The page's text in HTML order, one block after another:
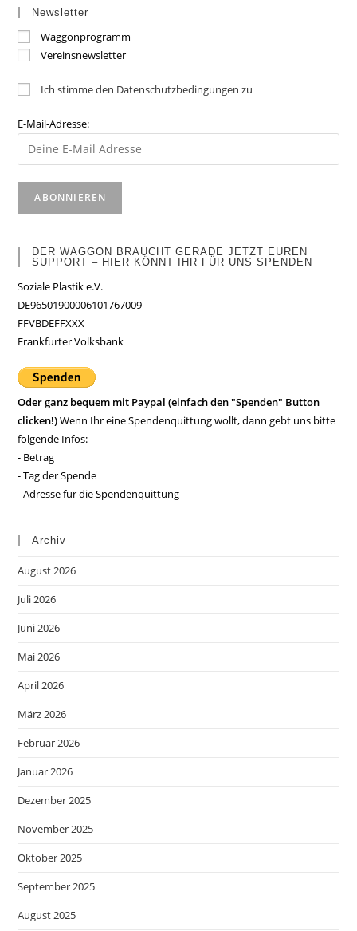
Newsletter
Waggonprogramm
Vereinsnewsletter
Ich stimme den Datenschutzbedingungen zu
E-Mail-Adresse:
DER WAGGON BRAUCHT GERADE JETZT EUREN
SUPPORT – HIER KÖNNT IHR FÜR UNS SPENDEN
Soziale Plastik e.V.
DE96501900006101767009
FFVBDEFFXXX
Frankfurter Volksbank
Oder ganz bequem mit Paypal (einfach den "Spenden" Button
clicken!)Wenn Ihr eine Spendenquittung wollt, dann gebt uns bitte
folgende Infos:
- Betrag
- Tag der Spende
- Adresse für die Spendenquittung
Archiv
August 2026
Juli 2026
Juni 2026
Mai 2026
April 2026
März 2026
Februar 2026
Januar 2026
Dezember 2025
November 2025
Oktober 2025
September 2025
August 2025